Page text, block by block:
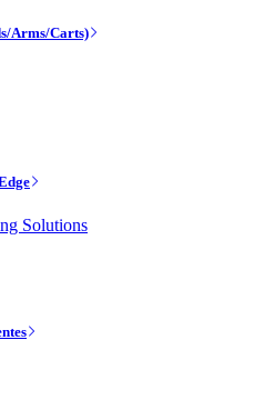
Arms/Carts)
Solutions